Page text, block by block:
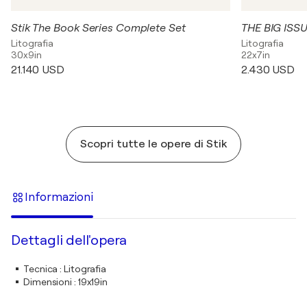
Stik The Book Series Complete Set
Litografia
30x9in
21.140 USD
THE BIG
Litografia
22x7in
2.430 USD
Scopri tutte le opere di Stik
Informazioni
Dettagli dell'opera
Tecnica :Litografia
Dimensioni : 19x19in